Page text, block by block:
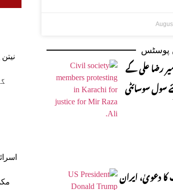
پوسٹس
رضا علی کے
سول سوسائٹی
دعویٰ، ایران